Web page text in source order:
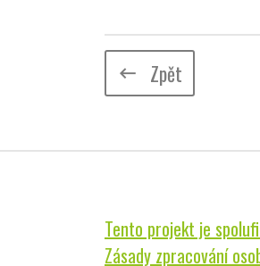
keyboard_backspace Zpět
Tento projekt je
Zásady zpracování